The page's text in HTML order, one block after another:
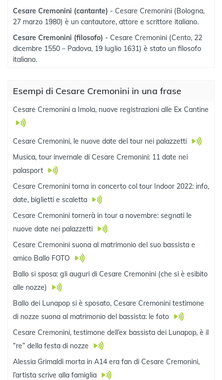
Cesare Cremonini (cantante) - Cesare Cremonini (Bologna,
27 marzo 1980) è un cantautore, attore e scrittore italiano.
Cesare Cremonini (filosofo) - Cesare Cremonini (Cento, 22
dicembre 1550 – Padova, 19 luglio 1631) è stato un filosofo
italiano.
Esempi di Cesare Cremonini in una frase
Cesare Cremonini a Imola, nuove registrazioni alle Ex Cantine
Cesare Cremonini, le nuove date del tour nei palazzetti
Musica, tour invernale di Cesare Cremonini: 11 date nei
palasport
Cesare Cremonini torna in concerto col tour Indoor 2022: info,
date, biglietti e scaletta
Cesare Cremonini tornerà in tour a novembre: segnati le
nuove date nei palazzetti
Cesare Cremonini suona al matrimonio del suo bassista e
amico Ballo FOTO
Ballo si sposa: gli auguri di Cesare Cremonini (che si è esibito
alle nozze)
Ballo dei Lunapop si è sposato, Cesare Cremonini testimone
di nozze suona al matrimonio del bassista: le foto
Cesare Cremonini, testimone dell’ex bassista dei Lunapop, è il
“re” della festa di nozze
Alessia Grimaldi morta in A14 era fan di Cesare Cremonini,
l’artista scrive alla famiglia